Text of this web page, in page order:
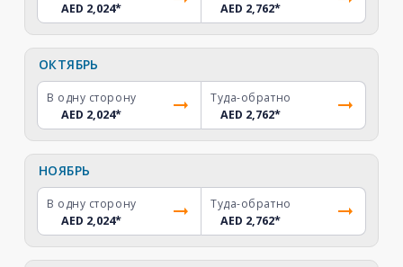
AED 2,024*
AED 2,762*
ОКТЯБРЬ
В одну сторону
AED 2,024*
Туда-обратно
AED 2,762*
НОЯБРЬ
В одну сторону
AED 2,024*
Туда-обратно
AED 2,762*